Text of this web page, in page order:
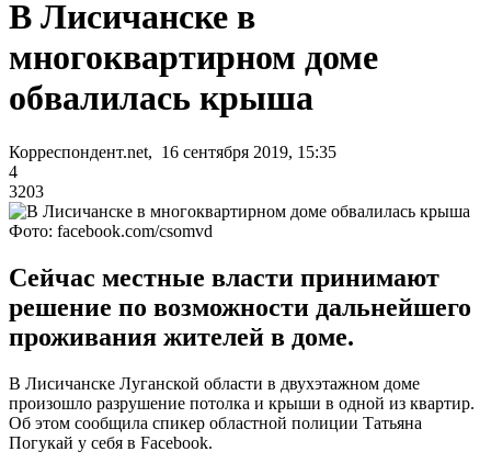
В Лисичанске в
многоквартирном доме
обвалилась крыша
Корреспондент.net, 16 сентября 2019, 15:35
4
3203
Фото: facebook.com/csomvd
Сейчас местные власти принимают
решение по возможности дальнейшего
проживания жителей в доме.
В Лисичанске Луганской области в двухэтажном доме
произошло разрушение потолка и крыши в одной из квартир.
Об этом сообщила спикер областной полиции Татьяна
Погукай у себя в Facebook.